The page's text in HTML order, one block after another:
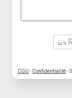
CGU - Confidentialité-